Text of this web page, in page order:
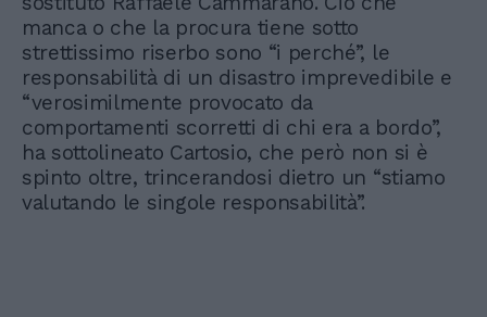
manca o che la procura tiene sotto
strettissimo riserbo sono “i perché”, le
responsabilità di un disastro imprevedibile e
“verosimilmente provocato da
comportamenti scorretti di chi era a bordo”,
ha sottolineato Cartosio, che però non si è
spinto oltre, trincerandosi dietro un “stiamo
valutando le singole responsabilità”.